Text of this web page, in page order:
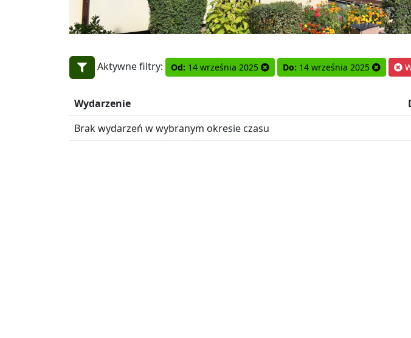
Aktywne filtry: Od: 14 września 2025 Do: 14 września 2025
Wydarzenie
Brak wydarzeń w wybranym okresie czasu